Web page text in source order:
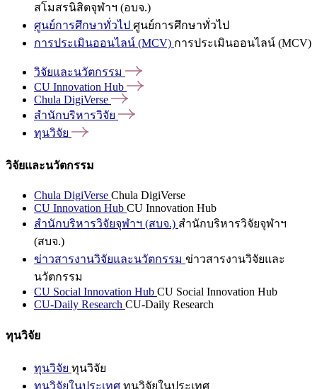
สโมสรนิสิตจุฬาฯ (อบจ.)
ศูนย์การศึกษาทั่วไป ศูนย์การศึกษาทั่วไป
การประเมินออนไลน์ (MCV) การประเมินออนไลน์ (MCV)
วิจัยและนวัตกรรม
CU Innovation Hub
Chula DigiVerse
สำนักบริหารวิจัย
ทุนวิจัย
วิจัยและนวัตกรรม
Chula DigiVerse Chula DigiVerse
CU Innovation Hub CU Innovation Hub
สำนักบริหารวิจัยจุฬาฯ (สบจ.) สำนักบริหารวิจัยจุฬาฯ
(สบจ.)
ข่าวสารงานวิจัยและนวัตกรรม ข่าวสารงานวิจัยและ
นวัตกรรม
CU Social Innovation Hub CU Social Innovation Hub
CU-Daily Research CU-Daily Research
ทุนวิจัย
ทุนวิจัย ทุนวิจัย
ทุนวิจัยในประเทศ ทุนวิจัยในประเทศ